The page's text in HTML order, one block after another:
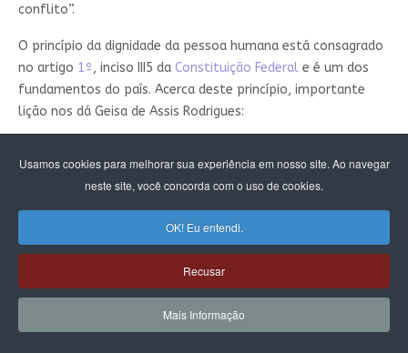
Usamos cookies para melhorar sua experiência em nosso site. Ao navegar
neste site, você concorda com o uso de cookies.
OK! Eu entendi.
Recusar
Mais Informação
conflito”.
O princípio da dignidade da pessoa humana está consagrado
no artigo 1º, inciso III5 da Constituição Federale é um dos
fundamentos do país. Acerca deste princípio, importante
lição nos dá Geisa de Assis Rodrigues:
consta como um postulado central do nosso ordenamento
pátrio, um fundamento axiológico sobre o qual está
construído o Estado Democrático de Direito: dignidade da
pessoa humana, um dos princípios fundamentais da
República. Este é parâmetro orientador de aplicação e
interpretação, é, portanto, a exegese de tal ordenamento. É
um valor constitucional que irradia luzes sobre todo o
ordenamento, em todos os âmbitos seja ele cível, penal,